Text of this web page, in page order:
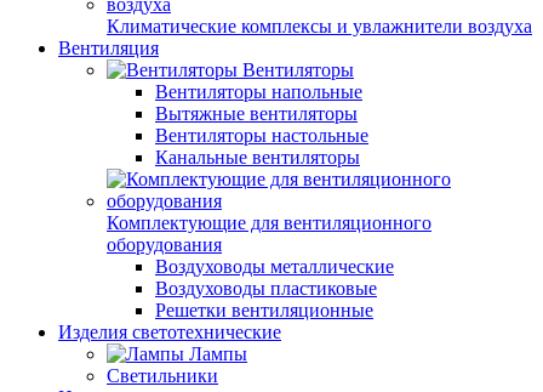
Климатические комплексы и увлажнители воздуха
Вентиляция
Вентиляторы
Вентиляторы напольные
Вытяжные вентиляторы
Вентиляторы настольные
Канальные вентиляторы
Комплектующие для вентиляционного
оборудования
Воздуховоды металлические
Воздуховоды пластиковые
Решетки вентиляционные
Изделия светотехнические
Лампы
Светильники